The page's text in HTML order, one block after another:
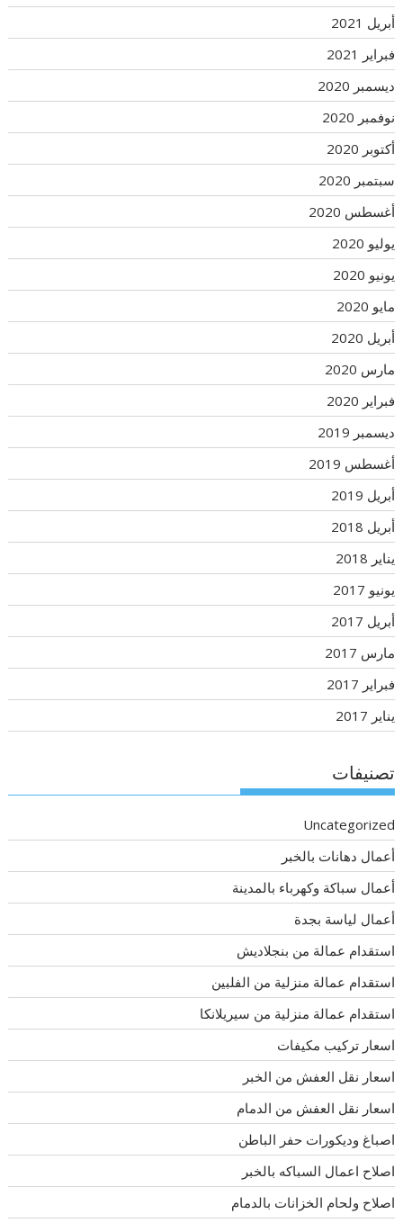
أبريل 2021
فبراير 2021
ديسمبر 2020
نوفمبر 2020
أكتوبر 2020
سبتمبر 2020
أغسطس 2020
يوليو 2020
يونيو 2020
مايو 2020
أبريل 2020
مارس 2020
فبراير 2020
ديسمبر 2019
أغسطس 2019
أبريل 2019
أبريل 2018
يناير 2018
يونيو 2017
أبريل 2017
مارس 2017
فبراير 2017
يناير 2017
تصنيفات
Uncategorized
أعمال دهانات بالخبر
أعمال سباكة وكهرباء بالمدينة
أعمال لياسة بجدة
استقدام عمالة من بنجلاديش
استقدام عمالة منزلية من الفلبين
استقدام عمالة منزلية من سيريلانكا
اسعار تركيب مكيفات
اسعار نقل العفش من الخبر
اسعار نقل العفش من الدمام
اصباغ وديكورات حفر الباطن
اصلاح اعمال السباكه بالخبر
اصلاح ولحام الخزانات بالدمام